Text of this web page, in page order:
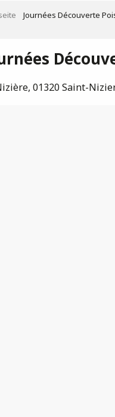
Journées Découverte
01320 Saint-